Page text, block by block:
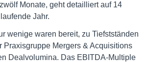
Monate, geht detailliert auf 14
Jahr.
wenige waren bereit, zu Tiefstständen
Praxisgruppe Mergers & Acquisitions
Dealvolumina. Das EBITDA-Multiple